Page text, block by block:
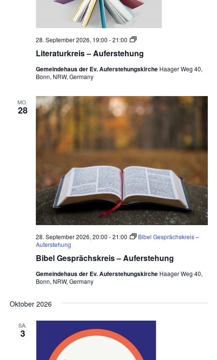
Literaturkreis – Auferstehung
28. September 2026, 19:00 -21:00
L
t
r
k
r
–
f
e
r
s
t
e
h
u
n
g
Gemeindehaus der Ev. Auferstehungskirche Haager Weg 40,
Bonn, NRW, Germany
MO.
28
Bibel Gesprächskreis – Auferstehung
28. September 2026, 20:00 -21:00
Bibel Gesprächskreis –
Auferstehung
Gemeindehaus der Ev. Auferstehungskirche Haager Weg 40,
Bonn, NRW, Germany
Oktober 2026
SA.
3